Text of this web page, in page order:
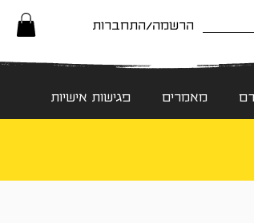
הרשמה/התחברות
מאמרים פגישות אישיות